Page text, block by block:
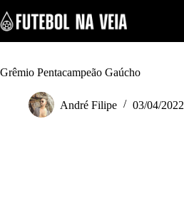
k
i
p
o
Grêmio Pentacampeão Gaúcho
André Filipe 03/04/2022